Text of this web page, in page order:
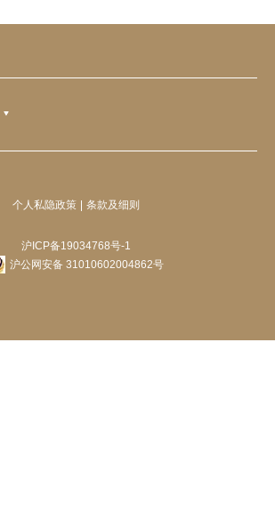
个人私隐政策 条款及细则
沪ICP备19034768号-1
沪公网安备 31010602004862号